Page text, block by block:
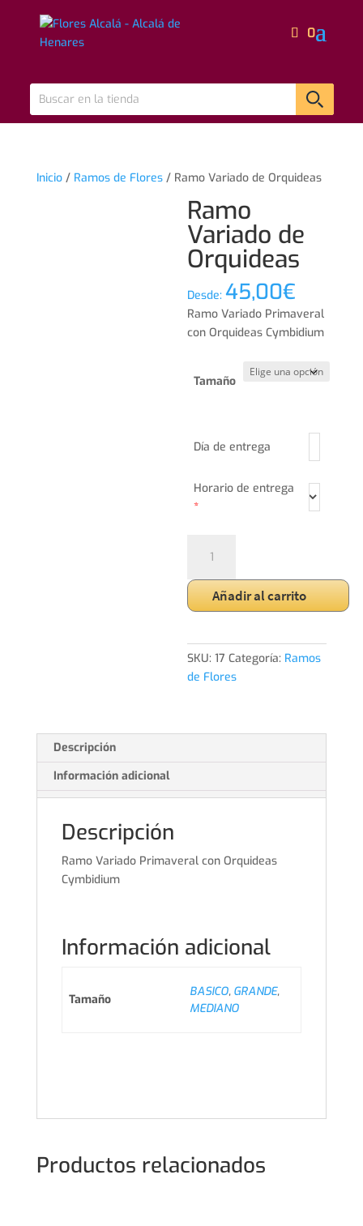
0
Inicio/ Ramos de Flores/ Ramo Variado de Orquideas
Ramo
Variado de
Orquideas
Desde:45,00€
Ramo Variado Primaveral
con Orquideas Cymbidium
Tamaño
Día de entrega
Horario de entrega
*
Variado
de
OrquideasAñadir al carrito
SKU:17 Categoría: Ramos
de Flores
Descripción
Información adicional
Descripción
Ramo Variado Primaveral con Orquideas
Cymbidium
Información adicional
Tamaño
BASICO, GRANDE,
MEDIANO
Productos relacionados